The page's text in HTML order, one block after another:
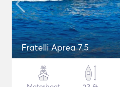
Fratelli Aprea 7.5